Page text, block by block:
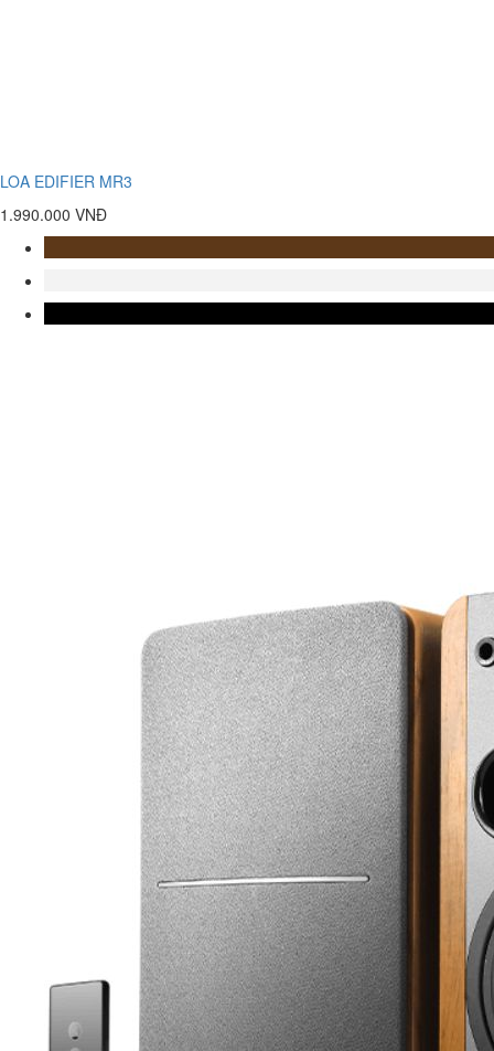
LOA EDIFIER MR3
1.990.000 VNĐ